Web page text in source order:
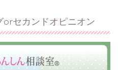
セカンドオピニオン